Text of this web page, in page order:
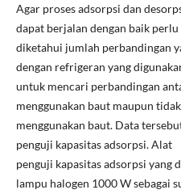
Agar proses adsorpsi dan
dapat berjalan dengan baik perlu
diketahui jumlah perbandingan
dengan refrigeran yang
untuk mencari perbandingan
menggunakan baut maupun tidak
menggunakan baut. Data
penguji kapasitas adsorpsi. Alat
penguji kapasitas adsorpsi yang
lampu halogen 1000 W sebagai